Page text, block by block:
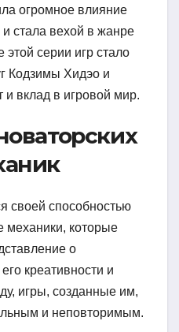
огромное влияние
стала вехой в жанре
серии игр стало
Кодзимы Хидэо и
и вклад в игровой мир.
своей способностью
механики, которые
о
креативности и
игры, созданные им,
и неповторимым.